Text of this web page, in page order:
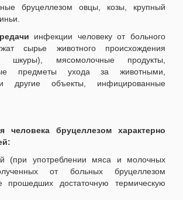
бруцеллезом овцы, козы, крупный
инфекции человеку от больного
сырье животного происхождения
шкуры), мясомолочные продукты,
предметы ухода за животными,
другие объекты, инфицированные
человека бруцеллезом характерно
(при употреблении мяса и молочных
от больных бруцеллезом
достаточную термическую